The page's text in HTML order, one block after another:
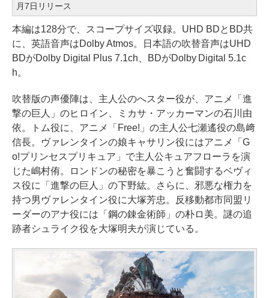
月7日リリース
本編は128分で、スコープサイズ収録。UHD BDとBD共
に、英語音声はDolby Atmos。日本語の吹替音声はUHD
BDがDolby Digital Plus 7.1ch、BDがDolby Digital 5.1c
h。
吹替版の声優陣は、主人公のへスター役が、アニメ「進
撃の巨人」のヒロイン、ミカサ・アッカーマンの石川由
依。トム役に、アニメ「Free!」の主人公七瀬遙役の島﨑
信長。ヴァレンタインの娘キャサリン役にはアニメ「G
o!プリンセスプリキュア」で主人公キュアフローラを演
じた嶋村侑。ロンドンの秘密を暴こうと奮闘するベヴィ
ス役に「進撃の巨人」の下野紘。さらに、邪悪な権力を
持つ男ヴァレンタイン役に大塚芳忠。反移動都市同盟リ
ーダーのアナ役には「鋼の錬金術師」の朴ロ美。謎の追
跡者シュライク役を大塚明夫が演じている。